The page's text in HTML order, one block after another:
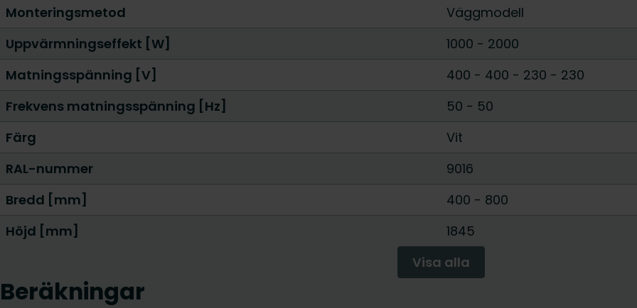
Monteringsmetod
Väggmodell
Uppvärmningseffekt [W]
1000 - 2000
Matningsspänning [V]
400 - 400 - 230 - 230
Frekvens matningsspänning [Hz]
50 - 50
Färg
Vit
RAL-nummer
9016
Bredd [mm]
400 - 800
Höjd [mm]
1845
Visa alla
Beräkningar